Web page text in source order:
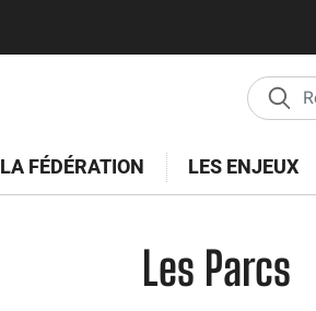
principal
LA FÉDÉRATION LES ENJEUX
Les Parcs